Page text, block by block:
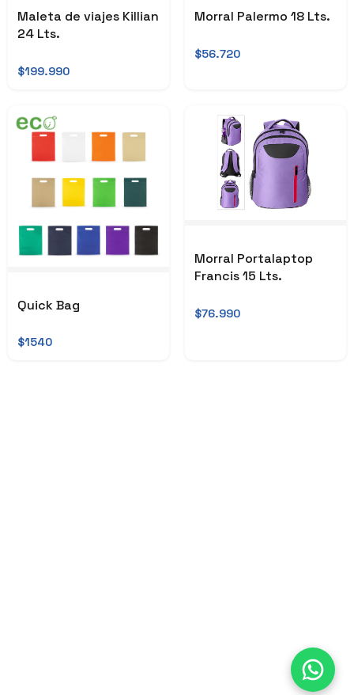
Maleta de viajes Killian
24 Lts.
$199.990
Morral Palermo 18 Lts.
$56.720
Quick Bag
$1540
Morral Portalaptop
Francis 15 Lts.
$76.990